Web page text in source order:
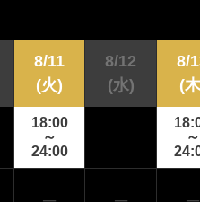
8/11
(火)
18:00
～
24:00
8/12
(水)
8/
(
～